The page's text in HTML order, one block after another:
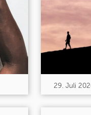
29. Juli